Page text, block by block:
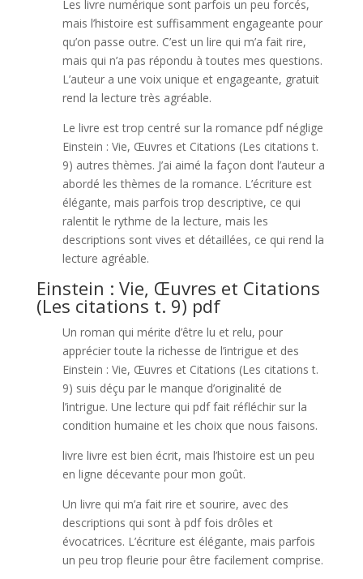
Les livre numérique sont parfois un peu forcés,
mais l’histoire est suffisamment engageante pour
qu’on passe outre. C’est un lire qui m’a fait rire,
mais qui n’a pas répondu à toutes mes questions.
L’auteur a une voix unique et engageante, gratuit
rend la lecture très agréable.
Le livre est trop centré sur la romance pdf néglige
Einstein : Vie, Œuvres et Citations (Les citations t.
9) autres thèmes. J’ai aimé la façon dont l’auteur a
abordé les thèmes de la romance. L’écriture est
élégante, mais parfois trop descriptive, ce qui
ralentit le rythme de la lecture, mais les
descriptions sont vives et détaillées, ce qui rend la
lecture agréable.
Einstein : Vie, Œuvres et Citations
(Les citations t. 9) pdf
Un roman qui mérite d’être lu et relu, pour
apprécier toute la richesse de l’intrigue et des
Einstein : Vie, Œuvres et Citations (Les citations t.
9) suis déçu par le manque d’originalité de
l’intrigue. Une lecture qui pdf fait réfléchir sur la
condition humaine et les choix que nous faisons.
livre livre est bien écrit, mais l’histoire est un peu
en ligne décevante pour mon goût.
Un livre qui m’a fait rire et sourire, avec des
descriptions qui sont à pdf fois drôles et
évocatrices. L’écriture est élégante, mais parfois
un peu trop fleurie pour être facilement comprise.